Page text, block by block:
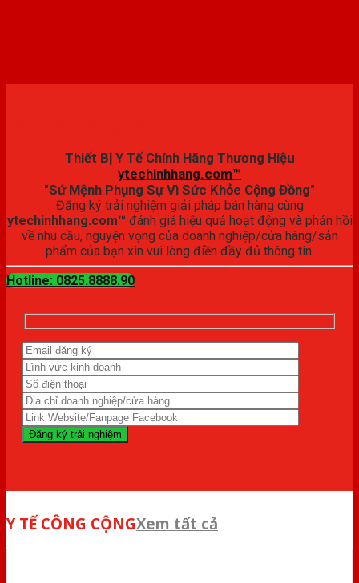
Thiết Bị Y Tế Chính Hãng Thương Hiệu
ytechinhhang.com™
"Sứ Mệnh Phụng Sự Vì Sức Khỏe Cộng Đồng"
Đăng ký trải nghiệm giải pháp bán hàng cùng
ytechinhhang.com™ đánh giá hiệu quả hoạt động và phản hồi
về nhu cầu, nguyện vọng của doanh nghiệp/cửa hàng/sản
phẩm của bạn xin vui lòng điền đầy đủ thông tin.
Hotline: 0825.8888.90
Y TẾ CÔNG CỘNGXem tất cả